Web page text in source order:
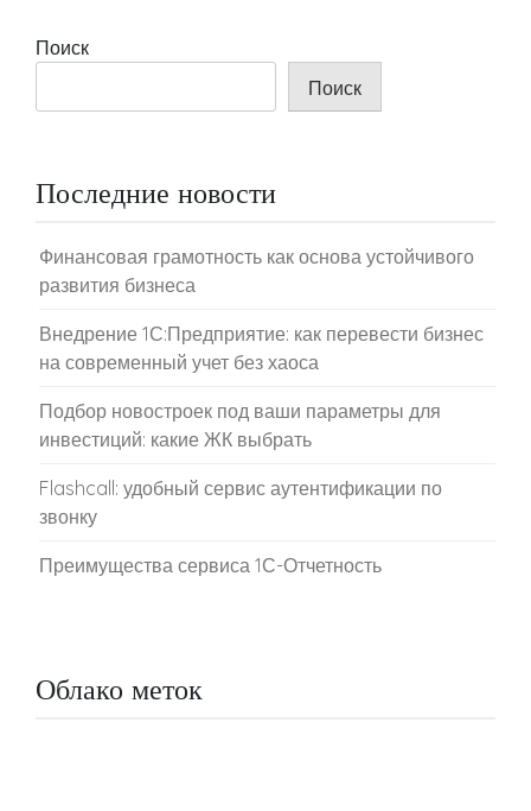
Поиск
Поиск
Последние новости
Финансовая грамотность как основа устойчивого
развития бизнеса
Внедрение 1С:Предприятие: как перевести бизнес
на современный учет без хаоса
Подбор новостроек под ваши параметры для
инвестиций: какие ЖК выбрать
Flashcall: удобный сервис аутентификации по
звонку
Преимущества сервиса 1С-Отчетность
Облако меток